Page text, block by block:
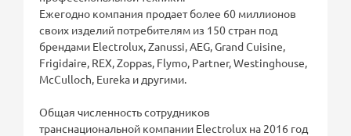
Ежегодно компания продает более 60 миллионов
своих изделий потребителям из 150 стран под
брендами Electrolux, Zanussi, AEG, Grand Cuisine,
Frigidaire, REX, Zoppas, Flymo, Partner, Westinghouse,
McCulloch, Eureka и другими.
Общая численность сотрудников
транснациональной компании Electrolux на 2016 год